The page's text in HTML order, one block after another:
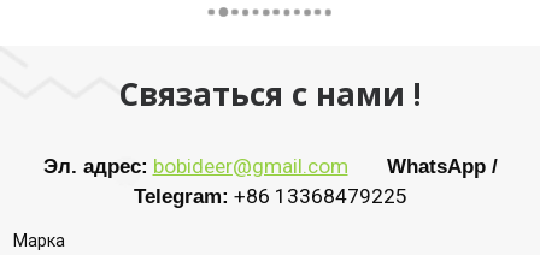
Связаться с нами !
Эл. адрес: bobideer@gmail.com
WhatsApp /
Telegram: +86 13368479225
Марка